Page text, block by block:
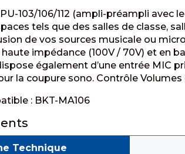
103/106/112 (ampli-préampli
tels que des salles de classe,
de vos sources musicale ou
impédance (100V / 70V) et en
également d’une entrée MIC
la coupure sono. Contrôle
: BKT-MA106
Technique